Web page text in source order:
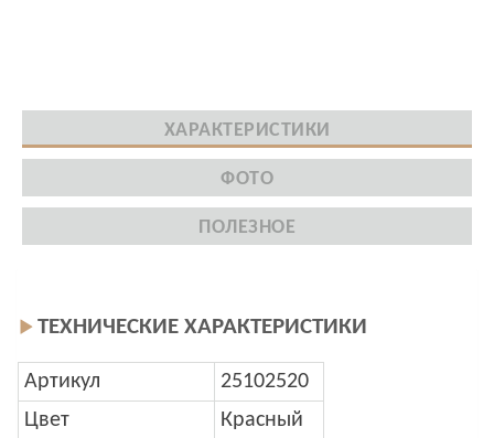
ХАРАКТЕРИСТИКИ
ФОТО
ПОЛЕЗНОЕ
ТЕХНИЧЕСКИЕ ХАРАКТЕРИСТИКИ
Артикул
25102520
Цвет
Красный